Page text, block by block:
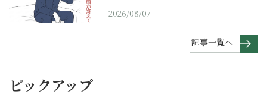
2026/08/07
記事一覧へ
ピックアップ